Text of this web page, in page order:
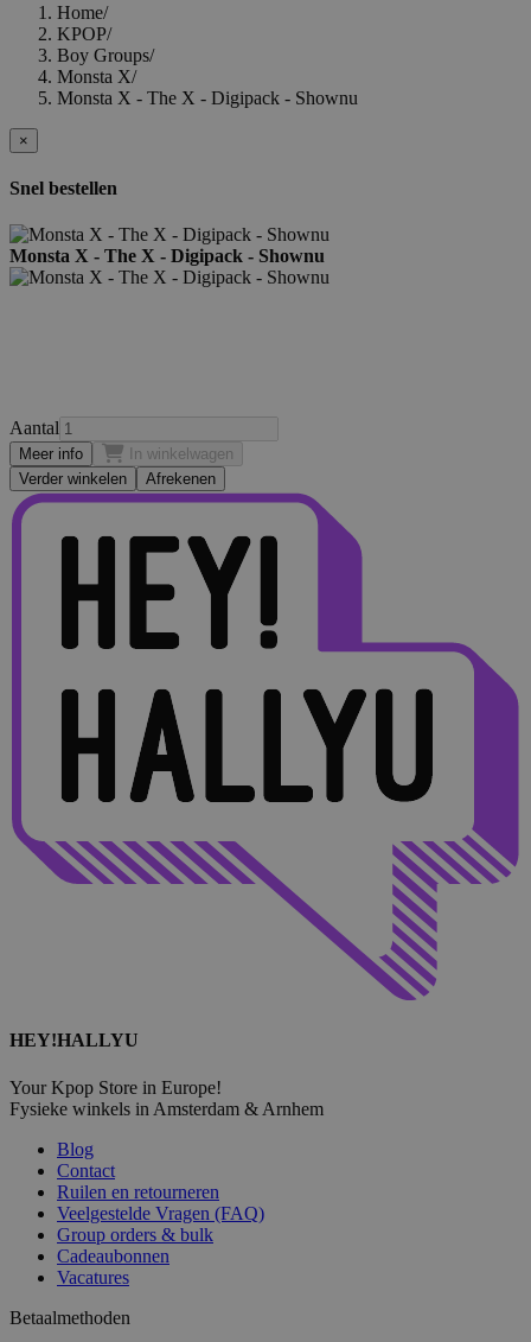
Home/
KPOP/
Boy Groups/
Monsta X/
Monsta X - The X - Digipack - Shownu
×
Snel bestellen
Monsta X - The X - Digipack - Shownu
Aantal
Meer info
In winkelwagen
Verder winkelen
Afrekenen
HEY!HALLYU
Your Kpop Store in Europe!
Fysieke winkels in Amsterdam & Arnhem
Blog
Contact
Ruilen en retourneren
Veelgestelde Vragen (FAQ)
Group orders & bulk
Cadeaubonnen
Vacatures
Betaalmethoden